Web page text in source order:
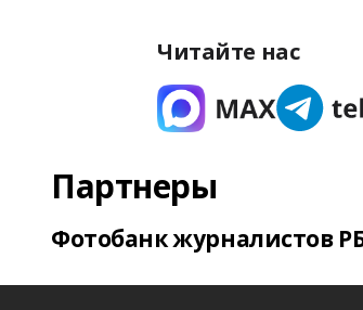
Читайте нас
Партнеры
Фотобанк журналистов